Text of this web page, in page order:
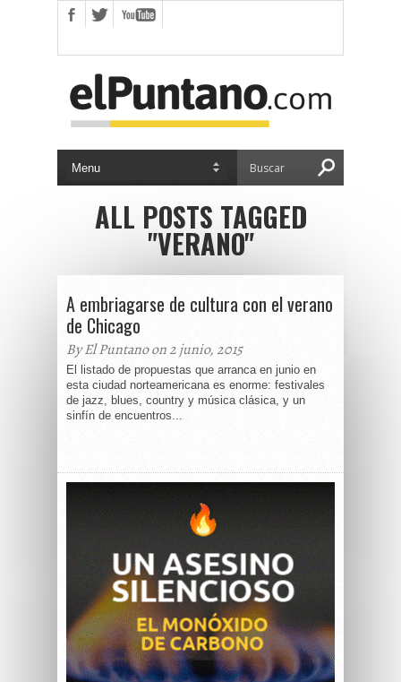
ALL POSTS TAGGED
"VERANO"
A embriagarse de cultura con el verano
de Chicago
By El Puntano on 2 junio, 2015
El listado de propuestas que arranca en junio en
esta ciudad norteamericana es enorme: festivales
de jazz, blues, country y música clásica, y un
sinfín de encuentros...